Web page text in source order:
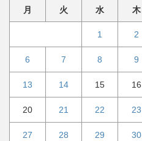
月 火 水 木
1 2
6 7 8 9
13 14 15 16
20 21 22 23
27 28 29
30